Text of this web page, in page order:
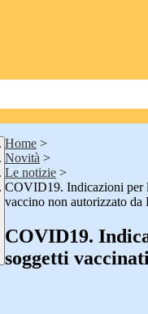
Home >
Novità >
Le notizie >
COVID19. Indicazioni per
vaccino non autorizzato da
COVID19.
soggetti